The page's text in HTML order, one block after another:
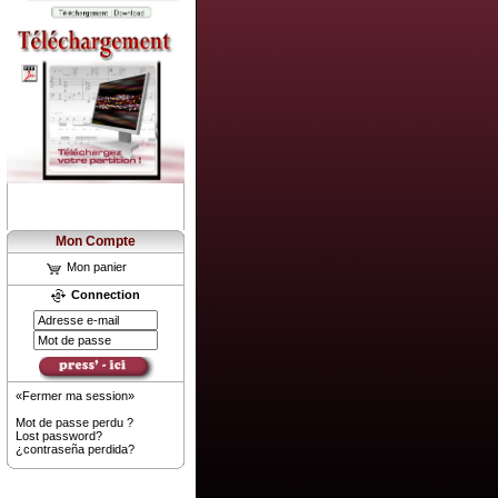
Mon Compte
Mon panier
Connection
«Fermer ma session»
Mot de passe perdu ?
Lost password?
¿contraseña perdida?